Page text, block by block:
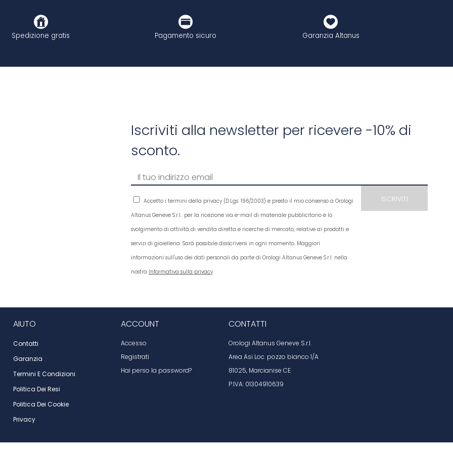
Spedizione gratis Pagamento sicuro Garanzia Altanus
Iscriviti alla newsletter per ricevere -10% di
sconto.
Accetto i termini della privacy (D.Lgs. 196/2003) e presto il mio consenso a Orologi
Altanus Geneve S.r.l.. per la ricezione via e-mail di materiale pubblicitario e lo
svolgimento di attività di vendita diretta e ricerche di mercato, relative ai prodotti e
servizi di gioielleria. Sarà possibile disiscriversi in ogni momento. Maggiori
informazioni sull'uso dei dati personali da parte di Orologi Altanus Geneve S.r.l. nella
nostra Informativa sulla privacy
AIUTO
Contatti
Garanzia
Termini E Condizioni
Politica Dei Resi
Politica Dei Cookie
Privacy
ACCOUNT
Accesso
Registrati
Hai perso la password?
CONTATTI
Orologi Altanus Geneve S.r.l.
Area Asi Loc. pozzo bianco 1/A
81025, Marcianise CE
P.IVA: 01304910639